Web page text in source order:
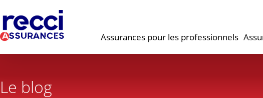
Assurances pour les professionnels
Le blog